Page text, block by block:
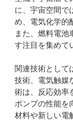
に、宇宙空間で
め、電気化学的
また、燃料電池
す注目を集めて
関連技術として
技術、電気触媒
術は、反応効率
ポンプの性能を
材料や新しい電